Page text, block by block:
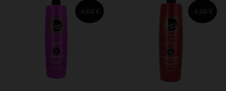
-4,00 € -4,00 €